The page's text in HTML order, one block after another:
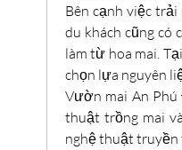
Bên cạnh việc
du khách cũng
làm từ hoa mai.
chọn lựa nguyên
Vườn mai An
thuật trồng mai
nghệ thuật truyền